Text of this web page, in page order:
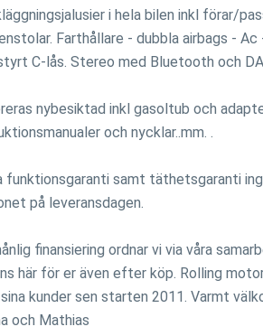
i hela bilen inkl förar/
Farthållare - dubbla airbags - Ac
C-lås. Stereo med Bluetooth och
nybesiktad inkl gasoltub och
och nycklar..mm. .
funktionsgaranti samt täthetsgaranti
på leveransdagen.
finansiering ordnar vi via våra
här för er även efter köp. Rolling
kunder sen starten 2011. Varmt
och Mathias